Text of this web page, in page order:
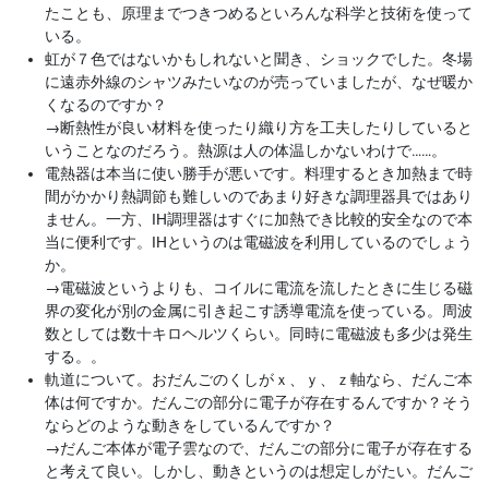
たことも、原理までつきつめるといろんな科学と技術を使って
いる。
虹が７色ではないかもしれないと聞き、ショックでした。冬場
に遠赤外線のシャツみたいなのが売っていましたが、なぜ暖か
くなるのですか？
→断熱性が良い材料を使ったり織り方を工夫したりしていると
いうことなのだろう。熱源は人の体温しかないわけで……。
電熱器は本当に使い勝手が悪いです。料理するとき加熱まで時
間がかかり熱調節も難しいのであまり好きな調理器具ではあり
ません。一方、IH調理器はすぐに加熱でき比較的安全なので本
当に便利です。IHというのは電磁波を利用しているのでしょう
か。
→電磁波というよりも、コイルに電流を流したときに生じる磁
界の変化が別の金属に引き起こす誘導電流を使っている。周波
数としては数十キロヘルツくらい。同時に電磁波も多少は発生
する。。
軌道について。おだんごのくしがｘ、ｙ、ｚ軸なら、だんご本
体は何ですか。だんごの部分に電子が存在するんですか？そう
ならどのような動きをしているんですか？
→だんご本体が電子雲なので、だんごの部分に電子が存在する
と考えて良い。しかし、動きというのは想定しがたい。だんご